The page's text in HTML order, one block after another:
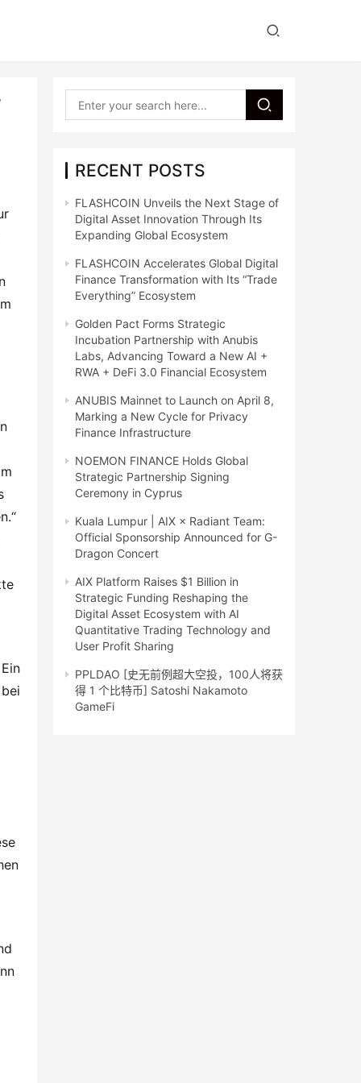
RECENT POSTS
FLASHCOIN Unveils the Next Stage of
Digital Asset Innovation Through Its
Expanding Global Ecosystem
FLASHCOIN Accelerates Global Digital
Finance Transformation with Its “Trade
Everything” Ecosystem
Golden Pact Forms Strategic
Incubation Partnership with Anubis
Labs, Advancing Toward a New AI +
RWA + DeFi 3.0 Financial Ecosystem
ANUBIS Mainnet to Launch on April 8,
Marking a New Cycle for Privacy
Finance Infrastructure
NOEMON FINANCE Holds Global
Strategic Partnership Signing
Ceremony in Cyprus
Kuala Lumpur | AIX × Radiant Team:
Official Sponsorship Announced for G-
Dragon Concert
AIX Platform Raises $1 Billion in
Strategic Funding Reshaping the
Digital Asset Ecosystem with AI
Quantitative Trading Technology and
User Profit Sharing
PPLDAO [史无前例超大空投，100人将获
得 1 个比特币] Satoshi Nakamoto
GameFi